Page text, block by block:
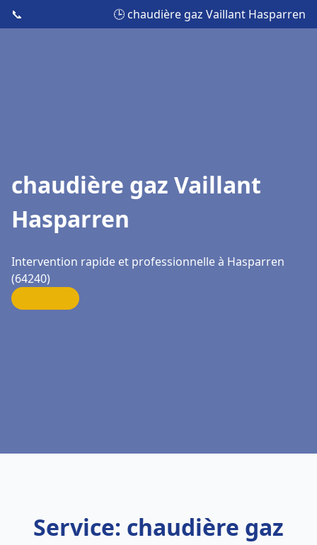
📞 🕒 chaudière gaz Vaillant Hasparren
chaudière gaz Vaillant
Hasparren
Intervention rapide et professionnelle à Hasparren
(64240)
Service: chaudière gaz